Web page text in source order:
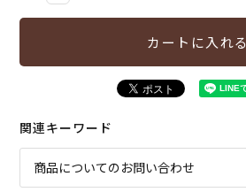
カートに入れる
関連キーワード
商品についてのお問い合わせ